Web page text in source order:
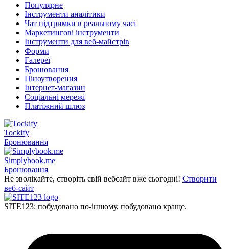
Популярне
Інструменти аналітики
Чат підтримки в реальному часі
Маркетингові інструменти
Інструменти для веб-майстрів
Форми
Галереї
Бронювання
Ціноутворення
Інтернет-магазин
Соціальні мережі
Платіжний шлюз
Tockify
Бронювання
Simplybook.me
Бронювання
Не зволікайте, створіть свій вебсайт вже сьогодні! Створити
веб-сайт
SITE123: побудовано по-іншому, побудовано краще.